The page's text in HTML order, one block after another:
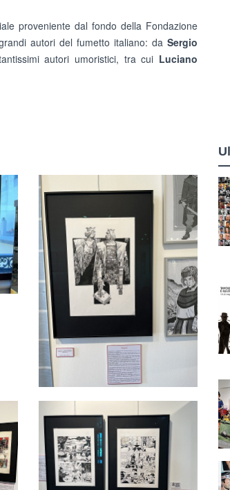
proveniente dal fondo della Fondazione
autori del fumetto italiano: da Sergio
autori umoristici, tra cui Luciano